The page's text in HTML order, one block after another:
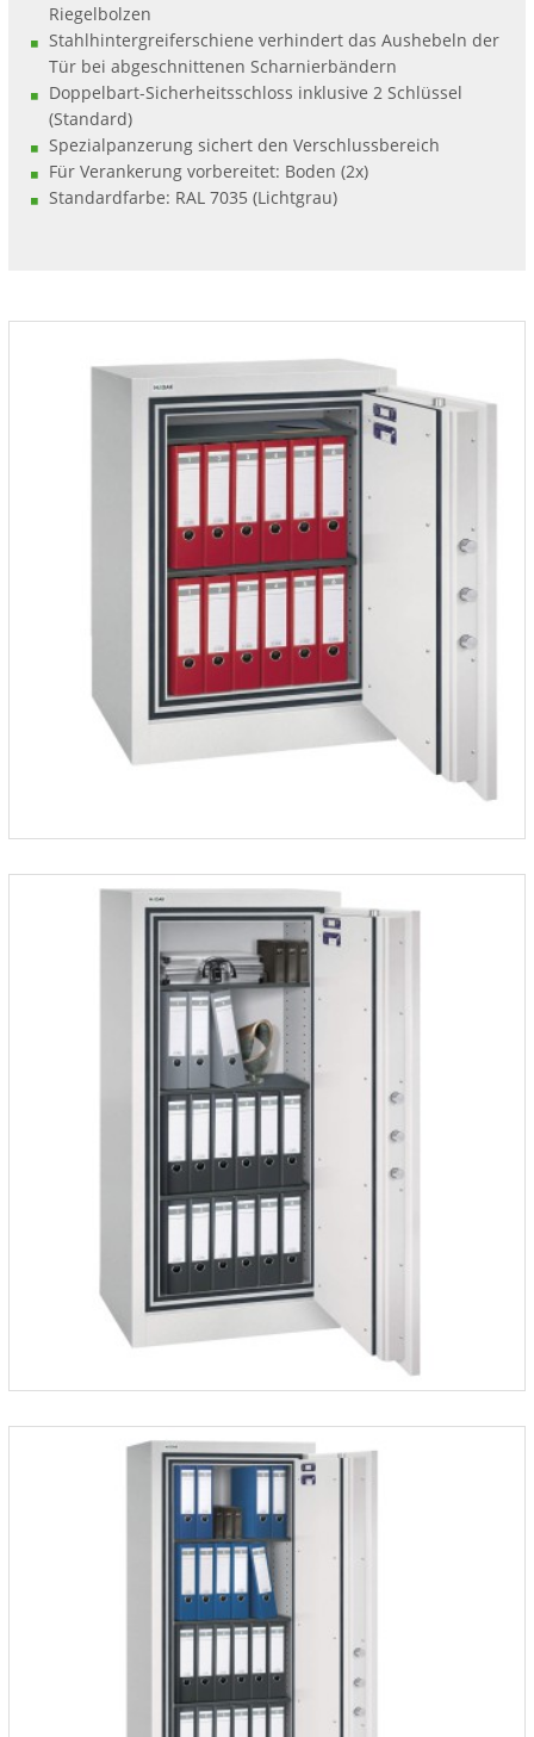
Riegelbolzen
Stahlhintergreiferschiene verhindert das Aushebeln der
Tür bei abgeschnittenen Scharnierbändern
Doppelbart-Sicherheitsschloss inklusive 2 Schlüssel
(Standard)
Spezialpanzerung sichert den Verschlussbereich
Für Verankerung vorbereitet: Boden (2x)
Standardfarbe: RAL 7035 (Lichtgrau)